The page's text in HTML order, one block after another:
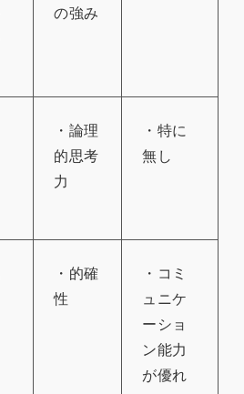
の強み
・論理
的思考
力
・特に
無し
・的確
性
・コミ
ュニケ
ーショ
ン能力
が優れ